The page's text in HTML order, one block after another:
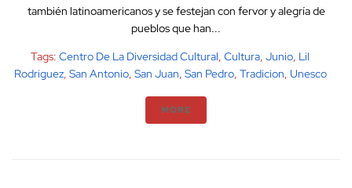
también latinoamericanos y se festejan con fervor y alegría de
pueblos que han...
Tags: Centro De La Diversidad Cultural, Cultura, Junio, Lil
Rodriguez, San Antonio, San Juan, San Pedro, Tradicion, Unesco
MORE